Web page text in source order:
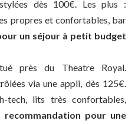
dès 100€. Les plus :
propres et confortables, bar
un séjour à petit budget
près du Theatre Royal.
via une appli, dès 125€.
tech, lits très confortables,
recommandation pour une